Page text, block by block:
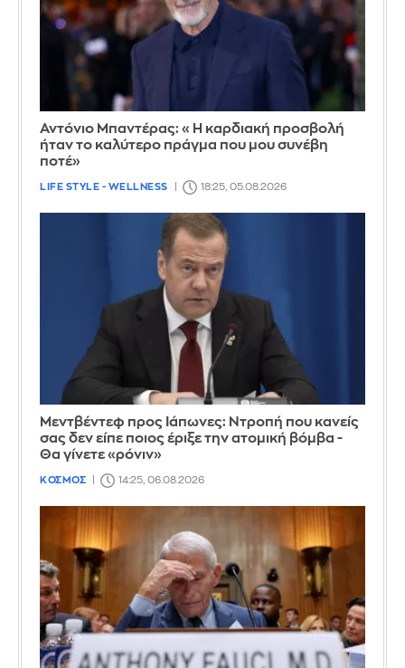
Αντόνιο Μπαντέρας: «Η καρδιακή προσβολή
ήταν το καλύτερο πράγμα που μου συνέβη
ποτέ»
LIFE STYLE - WELLNESS 18:25, 05.08.2026
Μεντβέντεφ προς Ιάπωνες: Ντροπή που κανείς
σας δεν είπε ποιος έριξε την ατομική βόμβα -
Θα γίνετε «ρόνιν»
ΚΟΣΜΟΣ 14:25, 06.08.2026